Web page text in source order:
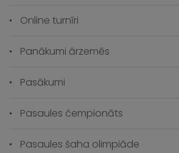
Online turnīri
Panākumi ārzemēs
Pasākumi
Pasaules čempionāts
Pasaules šaha olimpiāde